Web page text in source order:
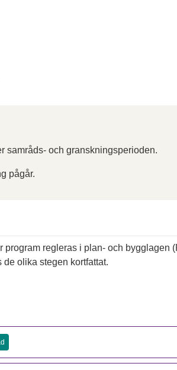
samråds- och granskningsperioden.
pågår.
program regleras i plan- och bygglagen
olika stegen kortfattat.